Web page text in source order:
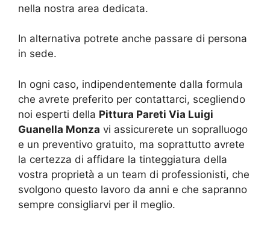
nella nostra area dedicata.
In alternativa potrete anche passare di persona
in sede.
In ogni caso, indipendentemente dalla formula
che avrete preferito per contattarci, scegliendo
noi esperti della Pittura Pareti Via Luigi
Guanella Monza vi assicurerete un sopralluogo
e un preventivo gratuito, ma soprattutto avrete
la certezza di affidare la tinteggiatura della
vostra proprietà a un team di professionisti, che
svolgono questo lavoro da anni e che sapranno
sempre consigliarvi per il meglio.